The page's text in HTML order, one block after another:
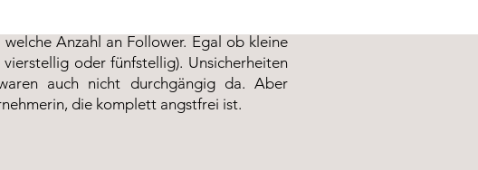
Anzahl an Follower. Egal ob kleine
oder fünfstellig). Unsicherheiten
auch nicht durchgängig da. Aber
die komplett angstfrei ist.